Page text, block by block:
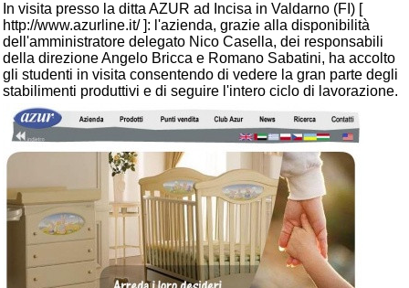
In visita presso la ditta AZUR ad Incisa in Valdarno (FI) [
http://www.azurline.it/ ]: l'azienda, grazie alla disponibilità
dell'amministratore delegato Nico Casella, dei responsabili
della direzione Angelo Bricca e Romano Sabatini, ha accolto
gli studenti in visita consentendo di vedere la gran parte degli
stabilimenti produttivi e di seguire l'intero ciclo di lavorazione.